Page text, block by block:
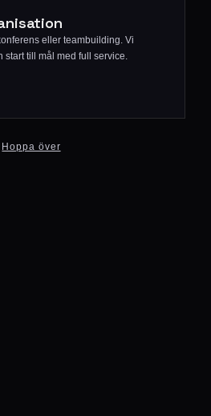
eller teambuilding. Vi
start till mål med full service.
Hoppa över